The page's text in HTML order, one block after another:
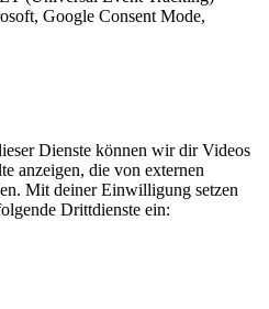
Google Consent Mode,
Dienste können wir dir Videos
anzeigen, die von externen
Mit deiner Einwilligung setzen
Drittdienste ein: